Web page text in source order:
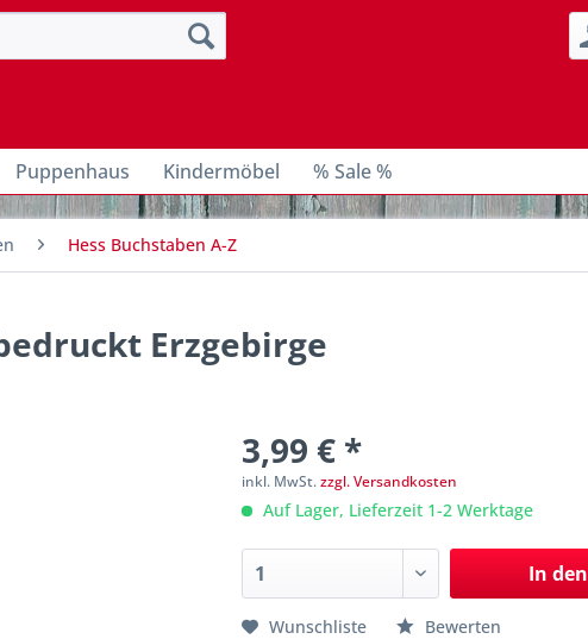
Puppenhaus Kindermöbel % Sale %
Hess Buchstaben A-Z
Erzgebirge
3,99 € *
inkl. MwSt.zzgl. Versandkosten
Auf Lager, Lieferzeit 1-2 Werktage
In den
Wunschliste Bewerten